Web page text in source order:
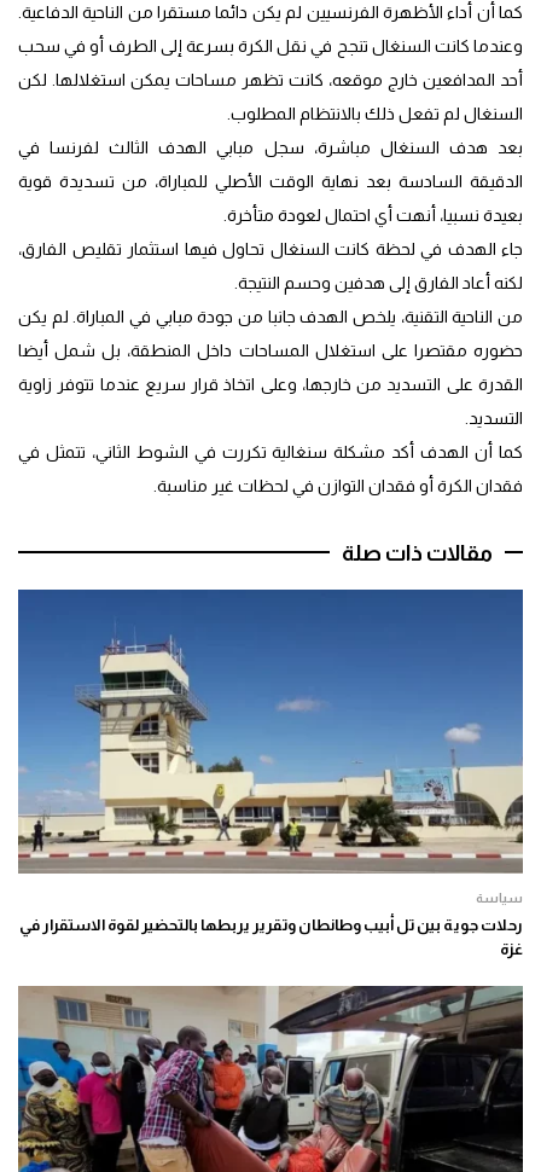
كما أن أداء الأظهرة الفرنسيين لم يكن دائما مستقرا من الناحية الدفاعية.
وعندما كانت السنغال تنجح في نقل الكرة بسرعة إلى الطرف أو في سحب
أحد المدافعين خارج موقعه، كانت تظهر مساحات يمكن استغلالها. لكن
السنغال لم تفعل ذلك بالانتظام المطلوب.
بعد هدف السنغال مباشرة، سجل مبابي الهدف الثالث لفرنسا في
الدقيقة السادسة بعد نهاية الوقت الأصلي للمباراة، من تسديدة قوية
بعيدة نسبيا، أنهت أي احتمال لعودة متأخرة.
جاء الهدف في لحظة كانت السنغال تحاول فيها استثمار تقليص الفارق،
لكنه أعاد الفارق إلى هدفين وحسم النتيجة.
من الناحية التقنية، يلخص الهدف جانبا من جودة مبابي في المباراة. لم يكن
حضوره مقتصرا على استغلال المساحات داخل المنطقة، بل شمل أيضا
القدرة على التسديد من خارجها، وعلى اتخاذ قرار سريع عندما تتوفر زاوية
التسديد.
كما أن الهدف أكد مشكلة سنغالية تكررت في الشوط الثاني، تتمثل في
فقدان الكرة أو فقدان التوازن في لحظات غير مناسبة.
مقالات ذات صلة
سياسة
رحلات جوية بين تل أبيب وطانطان وتقرير يربطها بالتحضير لقوة الاستقرار في
غزة